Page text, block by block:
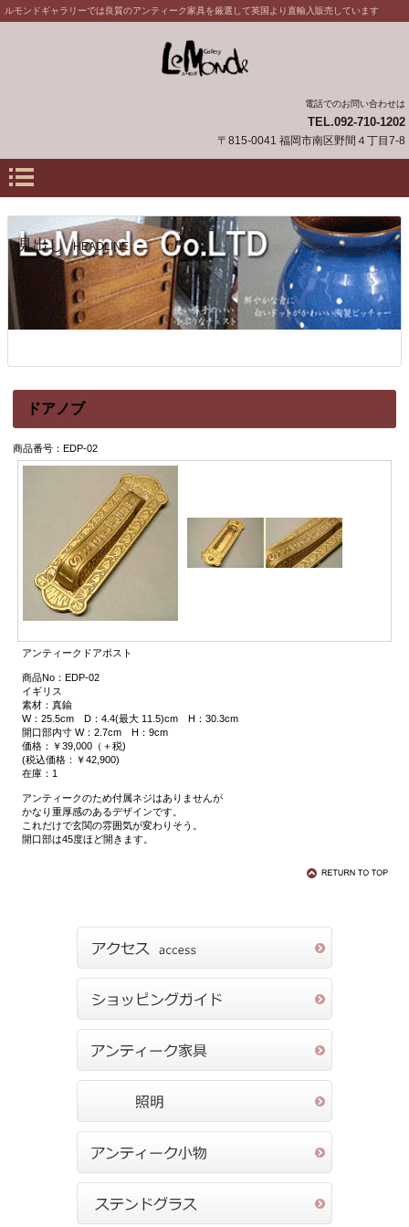
ルモンドギャラリーでは良質のアンティーク家具を厳選して英国より直輸入販売しています
電話でのお問い合わせは
TEL.092-710-1202
〒815-0041 福岡市南区野間４丁目7-8
見出し HEADLINE
ドアノブ
商品番号：EDP-02
アンティークドアポスト
商品No：EDP-02
イギリス
素材：真鍮
W：25.5cm D：4.4(最大 11.5)cm H：30.3cm
開口部内寸 W：2.7cm H：9cm
価格：￥39,000（＋税)
(税込価格：￥42,900)
在庫：1
アンティークのため付属ネジはありませんが
かなり重厚感のあるデザインです。
これだけで玄関の雰囲気が変わりそう。
開口部は45度ほど開きます。